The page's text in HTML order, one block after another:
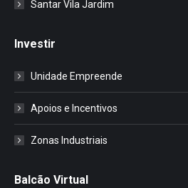
Santar Vila Jardim
Investir
Unidade Empreende
Apoios e Incentivos
Zonas Industriais
Balcão Virtual